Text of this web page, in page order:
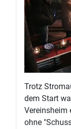
Trotz
dem Start
Vereinsheim
ohne